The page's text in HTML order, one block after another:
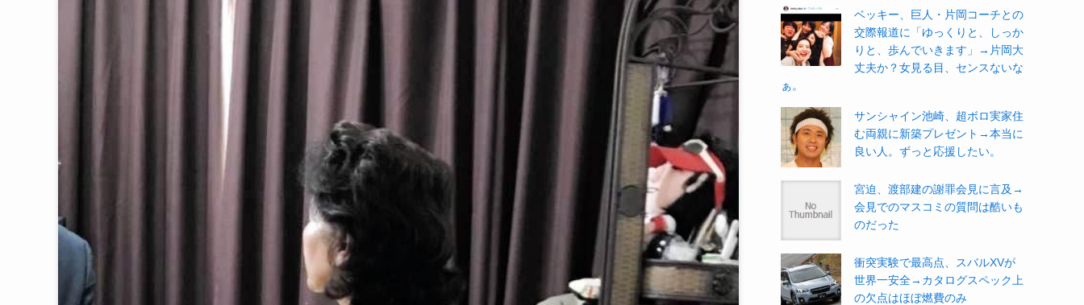
ベッキー、巨人・片岡コーチとの
交際報道に「ゆっくりと、しっか
りと、歩んでいきます」→片岡大
丈夫か？女見る目、センスないな
ぁ。
サンシャイン池崎、超ボロ実家住
む両親に新築プレゼント→本当に
良い人。ずっと応援したい。
宮迫、渡部建の謝罪会見に言及→
会見でのマスコミの質問は酷いも
のだった
衝突実験で最高点、スバルXVが
世界一安全→カタログスペック上
の欠点はほぼ燃費のみ